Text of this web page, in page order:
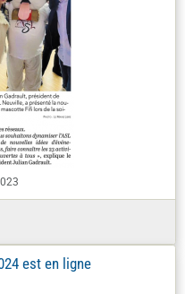
est en ligne